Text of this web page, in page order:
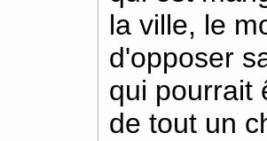
la ville, le
d'opposer
qui pourrait
de tout un